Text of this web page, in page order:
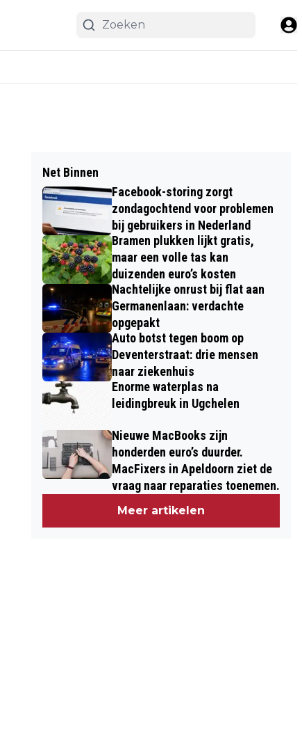
Net Binnen
Facebook-storing zorgt
zondagochtend voor problemen
bij gebruikers in Nederland
Bramen plukken lijkt gratis,
maar een volle tas kan
duizenden euro’s kosten
Nachtelijke onrust bij flat aan
Germanenlaan: verdachte
opgepakt
Auto botst tegen boom op
Deventerstraat: drie mensen
naar ziekenhuis
Enorme waterplas na
leidingbreuk in Ugchelen
Nieuwe MacBooks zijn
honderden euro’s duurder.
MacFixers in Apeldoorn ziet de
vraag naar reparaties toenemen.
Meer artikelen